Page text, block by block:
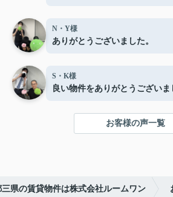
N・Y様
ありがとうございました。
S・K様
良い物件をありがとうございま
お客様の声一覧
三県の賃貸物件は株式会社ルームワン